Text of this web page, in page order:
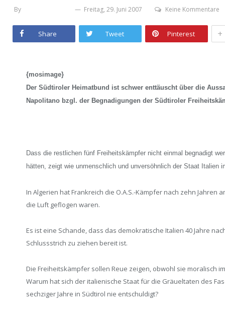
By Freitag, 29. Juni 2007 Keine Kommentare
Share Tweet Pinterest +
{mosimage}
Der Südtiroler Heimatbund ist schwer enttäuscht über die
Napolitano bzgl. der Begnadigungen der Südtiroler
Dass die restlichen fünf Freiheitskämpfer nicht einmal begnadigt
hätten, zeigt wie unmenschlich und unversöhnlich der Staat Italien
In Algerien hat Frankreich die O.A.S.-Kämpfer nach zehn
die Luft geflogen waren.
Es ist eine Schande, dass das demokratische Italien 40 Jahre
Schlussstrich zu ziehen bereit ist.
Die Freiheitskämpfer sollen Reue zeigen, obwohl sie moralisch
Warum hat sich der italienische Staat für die Gräueltaten des
sechziger Jahre in Südtirol nie entschuldigt?